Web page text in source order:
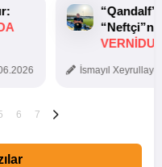
İsmayıl
6 7